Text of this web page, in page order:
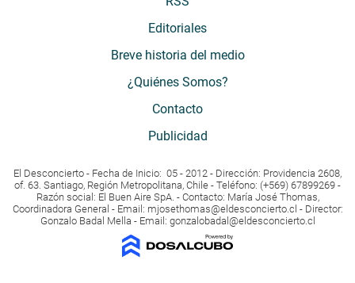
Editoriales
Breve historia del medio
¿Quiénes Somos?
Contacto
Publicidad
El Desconcierto - Fecha de Inicio: 05 - 2012 - Dirección: Providencia 2608,
of. 63. Santiago, Región Metropolitana, Chile - Teléfono: (+569) 67899269 -
Razón social: El Buen Aire SpA. - Contacto: María José Thomas,
Coordinadora General - Email: mjosethomas@eldesconcierto.cl - Director:
Gonzalo Badal Mella - Email: gonzalobadal@eldesconcierto.cl